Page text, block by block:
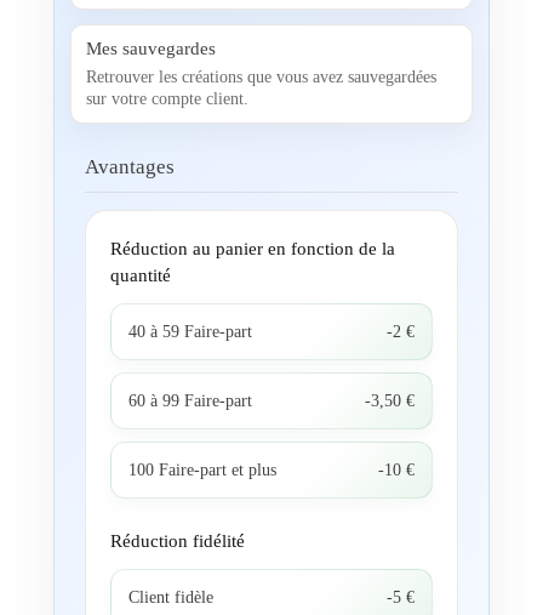
Mes sauvegardes
Retrouver les créations que vous avez sauvegardées
sur votre compte client.
Avantages
Réduction au panier en fonction de la
quantité
40 à 59 Faire-part -2 €
60 à 99 Faire-part -3,50 €
100 Faire-part et plus -10 €
Réduction fidélité
Client fidèle -5 €